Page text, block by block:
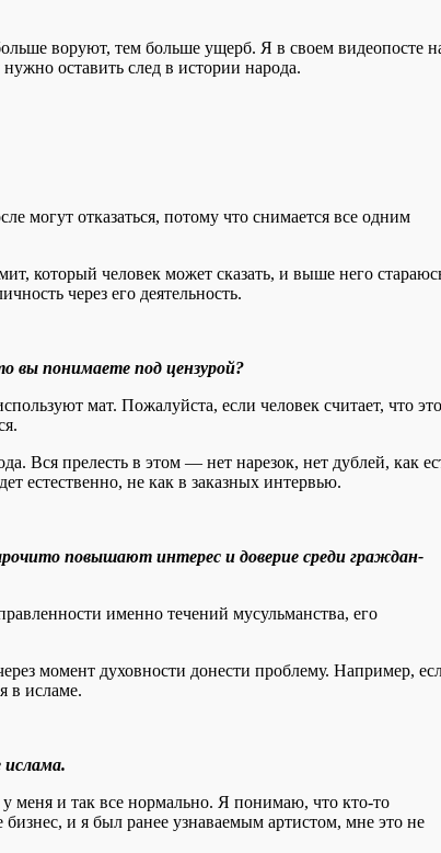
воруют, тем больше ущерб. Я в своем видеопосте
оставить след в истории народа.
могут отказаться, потому что снимается все одним
который человек может сказать, и выше него
через его деятельность.
вы понимаете под цензурой?
мат. Пожалуйста, если человек считает, что это
Вся прелесть в этом — нет нарезок, нет дублей, как
естественно, не как в заказных интервью.
повышают интерес и доверие среди граждан-
именно течений мусульманства, его
момент духовности донести проблему. Например,
в исламе.
ислама.
меня и так все нормально. Я понимаю, что кто-то
и я был ранее узнаваемым артистом, мне это не